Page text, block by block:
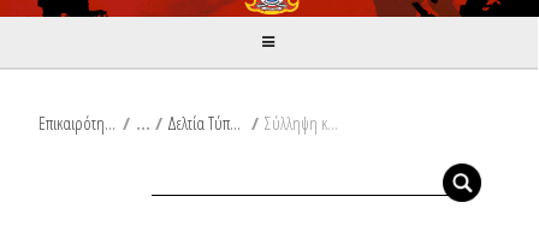
Επικαιρότητα / Δελτία Τύπου / Σύλληψη και επιβολή διοικητικών προστίμων στη Μαγνησία